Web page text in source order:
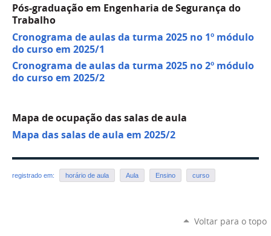
Pós-graduação em Engenharia de Segurança do
Trabalho
Cronograma de aulas da turma 2025 no 1º módulo
do curso em 2025/1
Cronograma de aulas da turma 2025 no 2º módulo
do curso em 2025/2
Mapa de ocupação das salas de aula
Mapa das salas de aula em 2025/2
registrado em: horário de aula Aula Ensino curso
Voltar para o topo